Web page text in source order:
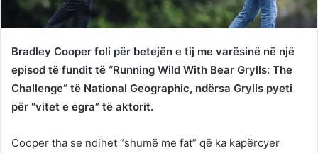
Bradley Cooper foli për betejën e tij me varësinë në një
episod të fundit të “Running Wild With Bear Grylls: The
Challenge” të National Geographic, ndërsa Grylls pyeti
për “vitet e egra” të aktorit.
Cooper tha se ndihet “shumë me fat” që ka kapërcyer